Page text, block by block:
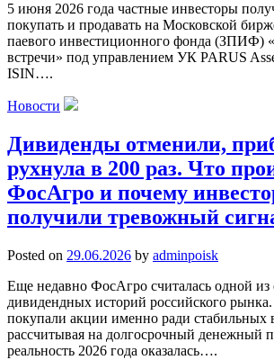
5 июня 2026 года частные инвесторы
покупать и продавать на Московской
паевого инвестиционного фонда (ЗПИФ)
встречи» под управлением УК PARUS
ISIN….
Новости
Дивиденды отменили,
рухнула в 200 раз. Что
ФосАгро и почему
получили тревожный
Posted on 29.06.2026 by adminpoisk
Еще недавно ФосАгро считалась одной
дивидендных историй российского
покупали акции именно ради стабильных
рассчитывая на долгосрочный денежный
реальность 2026 года оказалась….